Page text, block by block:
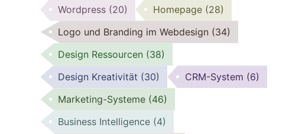
Wordpress (20) Homepage (28)
Logo und Branding im Webdesign (34)
Design Ressourcen (38)
Design Kreativität (30) CRM-System (6)
Marketing-Systeme (46)
Business Intelligence (4)